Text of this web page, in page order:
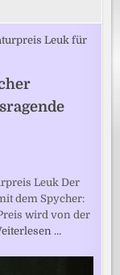
Leuk Der
dem Spycher:
wird von der
…